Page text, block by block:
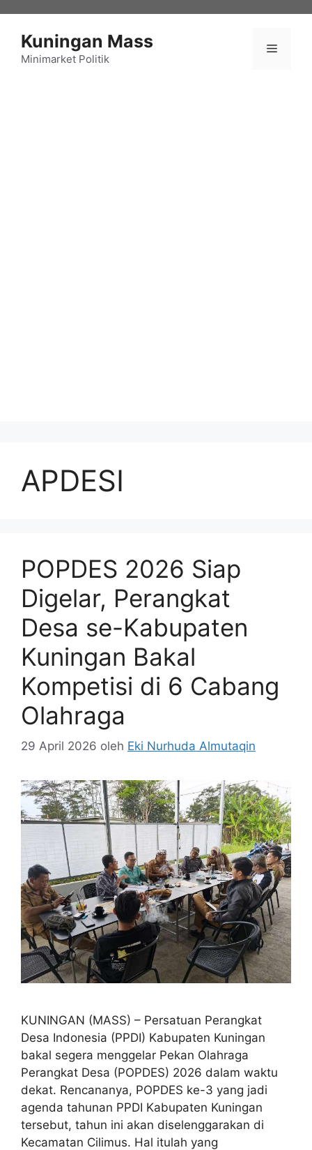
Kuningan Mass
Minimarket Politik
Menu
APDESI
POPDES 2026 Siap
Digelar, Perangkat
Desa se-Kabupaten
Kuningan Bakal
Kompetisi di 6 Cabang
Olahraga
29 April 2026 oleh Eki Nurhuda Almutaqin
KUNINGAN (MASS) – Persatuan Perangkat
Desa Indonesia (PPDI) Kabupaten Kuningan
bakal segera menggelar Pekan Olahraga
Perangkat Desa (POPDES) 2026 dalam waktu
dekat. Rencananya, POPDES ke-3 yang jadi
agenda tahunan PPDI Kabupaten Kuningan
tersebut, tahun ini akan diselenggarakan di
Kecamatan Cilimus. Hal itulah yang